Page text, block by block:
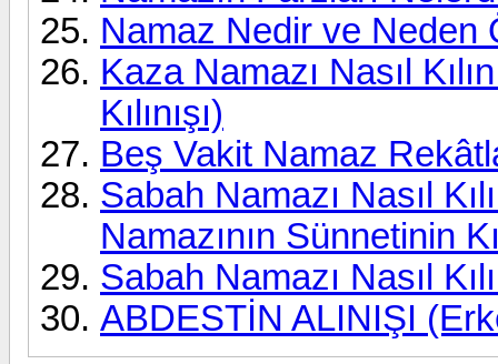
Namaz Nedir ve Neden
Kaza Namazı Nasıl
Kılınışı)
Beş Vakit Namaz
Sabah Namazı Nasıl
Namazının Sünnetinin
Sabah Namazı Nasıl
ABDESTİN ALINIŞI